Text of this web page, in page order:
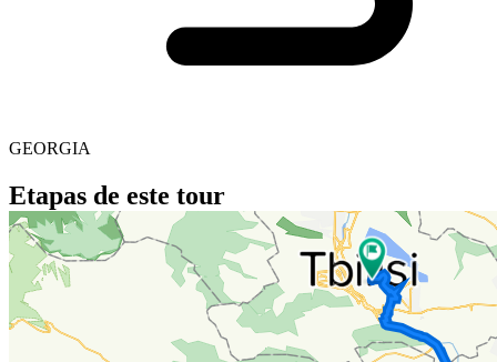
GEORGIA
Etapas de este tour